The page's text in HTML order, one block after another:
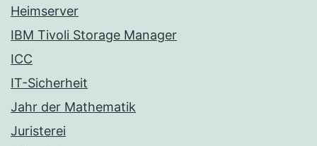
Heimserver
IBM Tivoli Storage Manager
ICC
IT-Sicherheit
Jahr der Mathematik
Juristerei